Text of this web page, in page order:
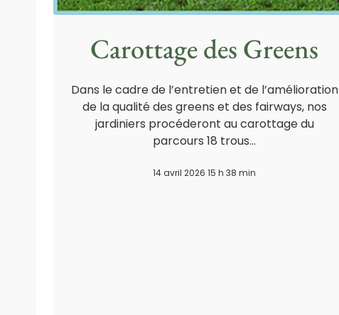
Carottage des Greens
Dans le cadre de l’entretien et de l’amélioration
de la qualité des greens et des fairways, nos
jardiniers procéderont au carottage du
parcours 18 trous…
14 avril 2026 15 h 38 min